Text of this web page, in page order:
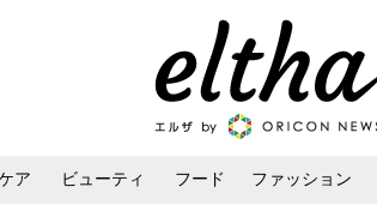
ア ビューティ フード ファッション